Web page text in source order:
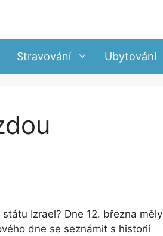
Stravování Ubytování
Izrael? Dne 12. března měly
dne se seznámit s historií